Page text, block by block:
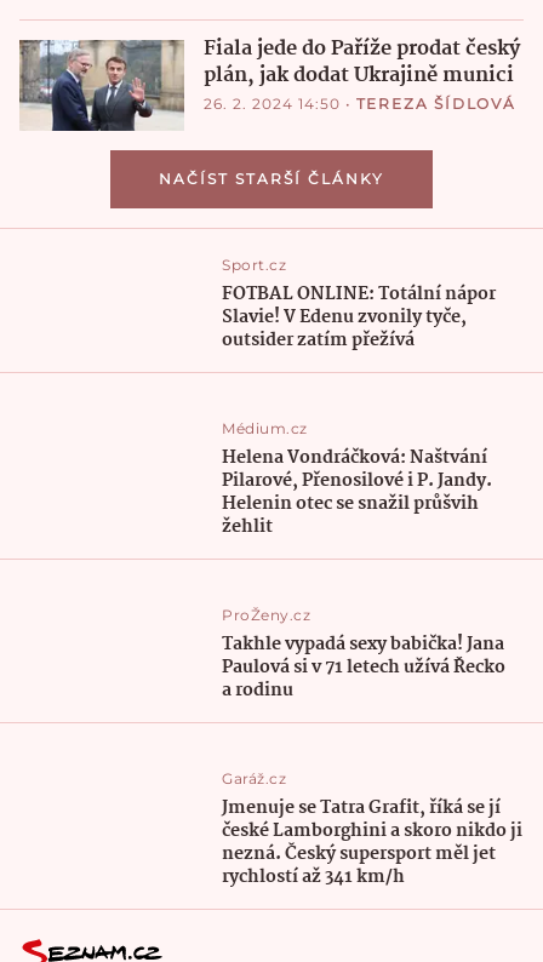
Fiala jede do Paříže prodat český
plán, jak dodat Ukrajině munici
26. 2. 2024 14:50 • TEREZA ŠÍDLOVÁ
NAČÍST STARŠÍ ČLÁNKY
Sport.cz
FOTBAL ONLINE: Totální nápor
Slavie! V Edenu zvonily tyče,
outsider zatím přežívá
Médium.cz
Helena Vondráčková: Naštvání
Pilarové, Přenosilové i P. Jandy.
Helenin otec se snažil průšvih
žehlit
ProŽeny.cz
Takhle vypadá sexy babička! Jana
Paulová si v 71 letech užívá Řecko
a rodinu
Garáž.cz
Jmenuje se Tatra Grafit, říká se jí
české Lamborghini a skoro nikdo ji
nezná. Český supersport měl jet
rychlostí až 341 km/h